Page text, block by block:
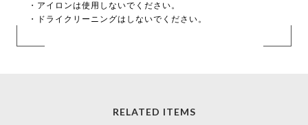
・アイロンは使用しないでください。
・ドライクリーニングはしないでください。
RELATED ITEMS